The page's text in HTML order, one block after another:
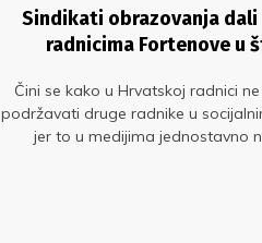
Sindikati obrazovanja
radnicima Fortenove u
Čini se kako u Hrvatskoj radnici
podržavati druge radnike u
jer to u medijima jednostavno